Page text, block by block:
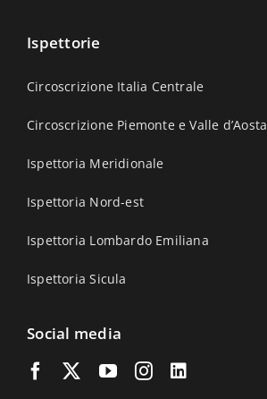
Ispettorie
Circoscrizione Italia Centrale
Circoscrizione Piemonte e Valle d’Aosta
Ispettoria Meridionale
Ispettoria Nord-est
Ispettoria Lombardo Emiliana
Ispettoria Sicula
Social media